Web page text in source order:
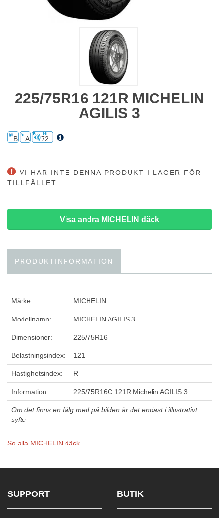
225/75R16 121R MICHELIN
AGILIS 3
B A 72
VI HAR INTE DENNA PRODUKT I LAGER FÖR
TILLFÄLLET.
Visa andra MICHELIN däck
PRODUKTINFORMATION
Märke: MICHELIN
Modellnamn: MICHELIN AGILIS 3
Dimensioner: 225/75R16
Belastningsindex: 121
Hastighetsindex: R
Information: 225/75R16C 121R Michelin AGILIS 3
Om det finns en fälg med på bilden är det endast i illustrativt
syfte
Se alla MICHELIN däck
SUPPORT BUTIK